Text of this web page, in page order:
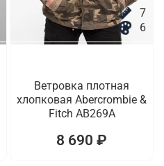
7
6
Ветровка плотная
хлопковая Abercrombie &
Fitch AB269A
8 690 ₽